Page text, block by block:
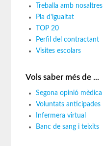
Treballa amb nosaltres
Pla d'igualtat
TOP 20
Perfil del contractant
Visites escolars
Vols saber més de ...
Segona opinió mèdica
Voluntats anticipades
Infermera virtual
Banc de sang i teixits